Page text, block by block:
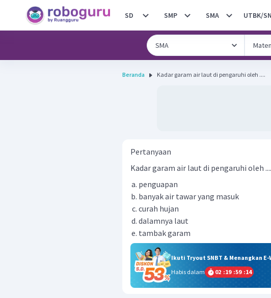
SD SMP SMA UTBK/
Beranda Kadar garam air laut di pengaruhi oleh ....
Pertanyaan
Kadar garam air laut di pengaruhi oleh ....
penguapan
banyak air tawar yang masuk
curah hujan
dalamnya laut
tambak garam
Ikuti Tryout SNBT & Menangkan
Habis dalam
02 :19 :59 :13